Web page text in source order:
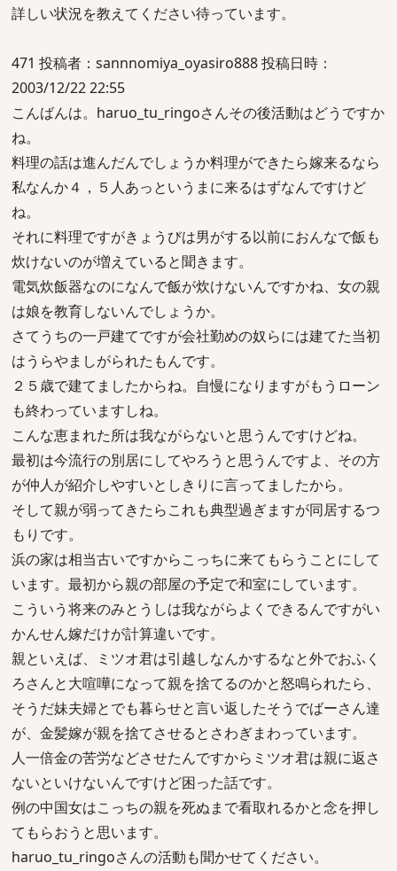
詳しい状況を教えてください待っています。
471 投稿者：sannnomiya_oyasiro888 投稿日時：
2003/12/22 22:55
こんばんは。haruo_tu_ringoさんその後活動はどうですか
ね。
料理の話は進んだんでしょうか料理ができたら嫁来るなら
私なんか４，５人あっというまに来るはずなんですけど
ね。
それに料理ですがきょうびは男がする以前におんなで飯も
炊けないのが増えていると聞きます。
電気炊飯器なのになんで飯が炊けないんですかね、女の親
は娘を教育しないんでしょうか。
さてうちの一戸建てですが会社勤めの奴らには建てた当初
はうらやましがられたもんです。
２５歳で建てましたからね。自慢になりますがもうローン
も終わっていますしね。
こんな恵まれた所は我ながらないと思うんですけどね。
最初は今流行の別居にしてやろうと思うんですよ、その方
が仲人が紹介しやすいとしきりに言ってましたから。
そして親が弱ってきたらこれも典型過ぎますが同居するつ
もりです。
浜の家は相当古いですからこっちに来てもらうことにして
います。最初から親の部屋の予定で和室にしています。
こういう将来のみとうしは我ながらよくできるんですがい
かんせん嫁だけが計算違いです。
親といえば、ミツオ君は引越しなんかするなと外でおふく
ろさんと大喧嘩になって親を捨てるのかと怒鳴られたら、
そうだ妹夫婦とでも暮らせと言い返したそうでばーさん達
が、金髪嫁が親を捨てさせるとさわぎまわっています。
人一倍金の苦労などさせたんですからミツオ君は親に返さ
ないといけないんですけど困った話です。
例の中国女はこっちの親を死ぬまで看取れるかと念を押し
てもらおうと思います。
haruo_tu_ringoさんの活動も聞かせてください。